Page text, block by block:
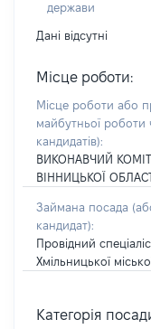
держави
Дані відсутні
Місце роботи:
Місце роботи або
майбутньої
кандидатів):
ВИКОНАВЧИЙ
ВІННИЦЬКОЇ
Займана посада
кандидат):
Провідний
Хмільницької
Категорія